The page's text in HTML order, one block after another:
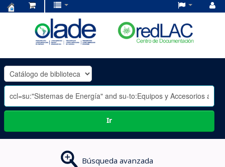
OLADE
-
Ir
Búsqueda avanzada